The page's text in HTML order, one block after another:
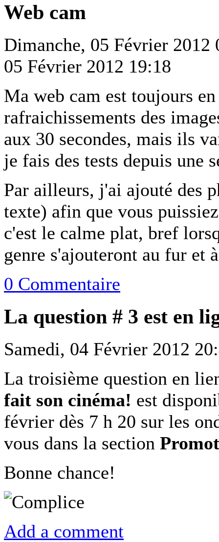
Web cam
Dimanche, 05 Février 2012
05 Février 2012 19:18
Ma web cam est toujours
rafraichissements des
aux 30 secondes, mais ils
je fais des tests depuis une
Par ailleurs, j'ai ajouté des
texte) afin que vous
c'est le calme plat, bref
genre s'ajouteront au fur et
0 Commentaire
La question # 3 est en
Samedi, 04 Février 2012
La troisième question en
fait son cinéma! est
février dès 7 h 20 sur les
vous dans la section
Bonne chance!
Add a comment